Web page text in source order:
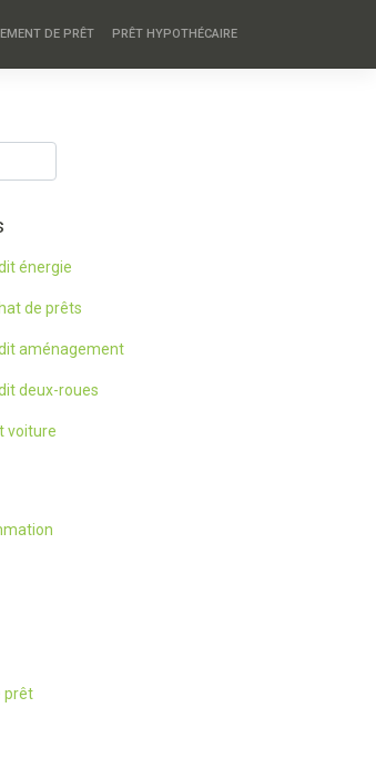
DE PRÊT PRÊT HYPOTHÉCAIRE
énergie
de prêts
aménagement
deux-roues
voiture
prêt